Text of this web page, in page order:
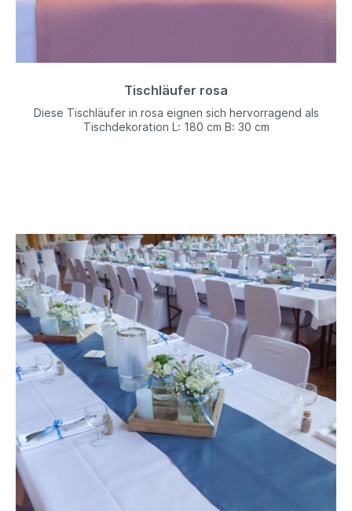
Tischläufer rosa
Diese Tischläufer in rosa eignen sich hervorragend als
Tischdekoration L: 180 cm B: 30 cm